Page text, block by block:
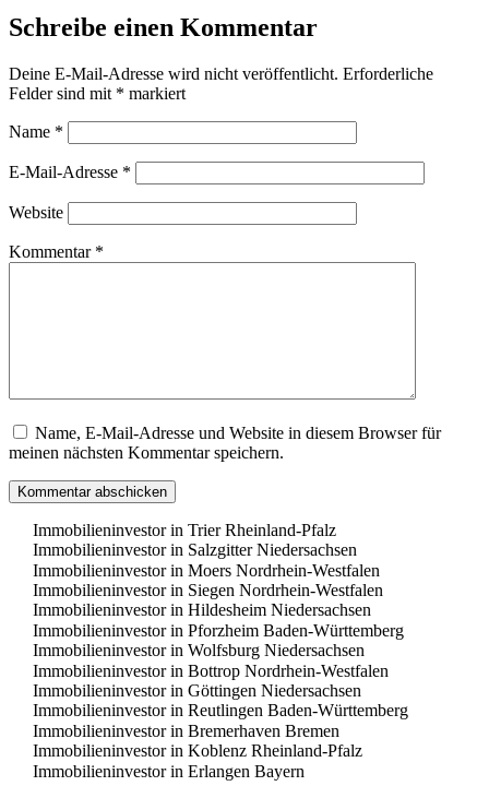
Schreibe einen Kommentar
Deine E-Mail-Adresse wird nicht veröffentlicht. Erforderliche
Felder sind mit * markiert
Name *
E-Mail-Adresse *
Website
Kommentar *
Name, E-Mail-Adresse und Website in diesem Browser für
meinen nächsten Kommentar speichern.
Immobilieninvestor in Trier Rheinland-Pfalz
Immobilieninvestor in Salzgitter Niedersachsen
Immobilieninvestor in Moers Nordrhein-Westfalen
Immobilieninvestor in Siegen Nordrhein-Westfalen
Immobilieninvestor in Hildesheim Niedersachsen
Immobilieninvestor in Pforzheim Baden-Württemberg
Immobilieninvestor in Wolfsburg Niedersachsen
Immobilieninvestor in Bottrop Nordrhein-Westfalen
Immobilieninvestor in Göttingen Niedersachsen
Immobilieninvestor in Reutlingen Baden-Württemberg
Immobilieninvestor in Bremer­haven Bremen
Immobilieninvestor in Koblenz Rheinland-Pfalz
Immobilieninvestor in Erlangen Bayern